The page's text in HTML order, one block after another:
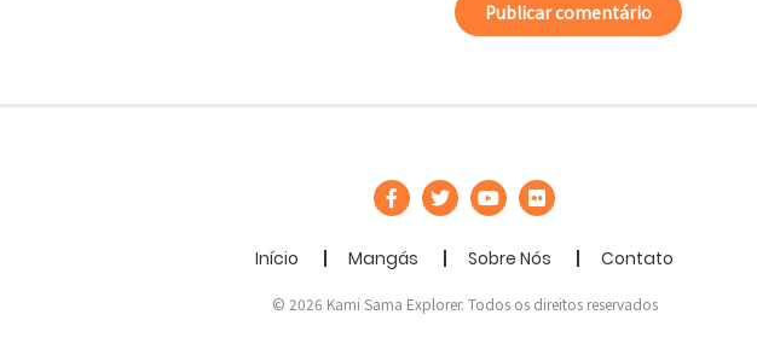
Início Mangás Sobre Nós Contato
© 2026 Kami Sama Explorer. Todos os direitos reservados